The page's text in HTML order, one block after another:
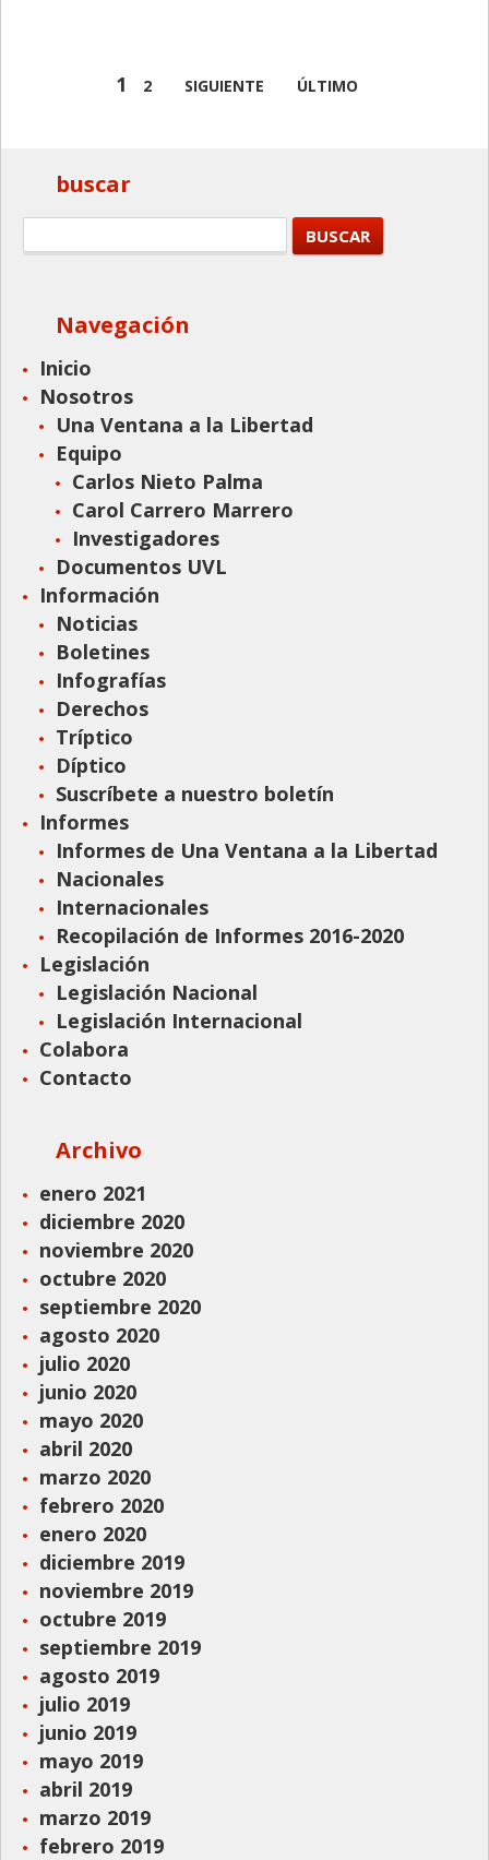
1 2 SIGUIENTE ÚLTIMO
buscar
Navegación
Inicio
Nosotros
Una Ventana a la Libertad
Equipo
Carlos Nieto Palma
Carol Carrero Marrero
Investigadores
Documentos UVL
Información
Noticias
Boletines
Infografías
Derechos
Tríptico
Díptico
Suscríbete a nuestro boletín
Informes
Informes de Una Ventana a la Libertad
Nacionales
Internacionales
Recopilación de Informes 2016-2020
Legislación
Legislación Nacional
Legislación Internacional
Colabora
Contacto
Archivo
enero 2021
diciembre 2020
noviembre 2020
octubre 2020
septiembre 2020
agosto 2020
julio 2020
junio 2020
mayo 2020
abril 2020
marzo 2020
febrero 2020
enero 2020
diciembre 2019
noviembre 2019
octubre 2019
septiembre 2019
agosto 2019
julio 2019
junio 2019
mayo 2019
abril 2019
marzo 2019
febrero 2019